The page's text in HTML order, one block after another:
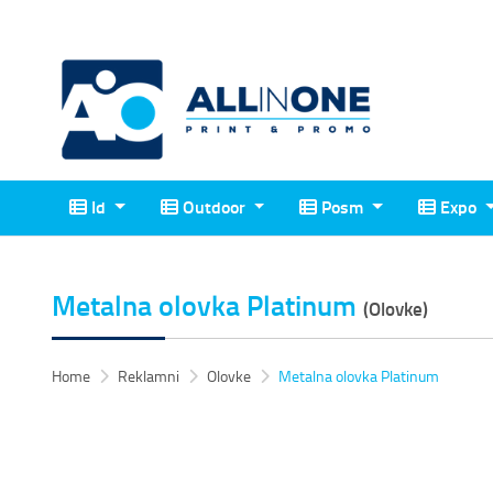
IdId Outdoor
Outdoor Posm
Posm Expo
Expo
Metalna olovka Platinum (Olovke)
Home Reklamni Olovke Metalna olovka Platinum